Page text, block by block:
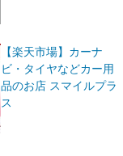
【楽天市場】カーナ
ビ・タイヤなどカー用
品のお店 スマイルプラ
ス